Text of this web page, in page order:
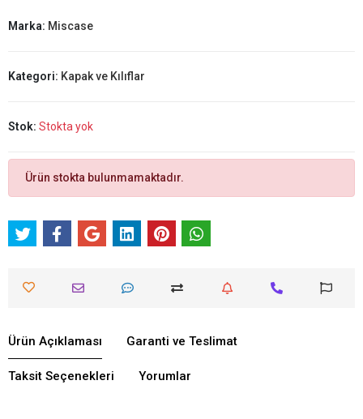
Marka: Miscase
Kategori: Kapak ve Kılıflar
Stok: Stokta yok
Ürün stokta bulunmamaktadır.
Ürün Açıklaması Garanti ve Teslimat
Taksit Seçenekleri Yorumlar